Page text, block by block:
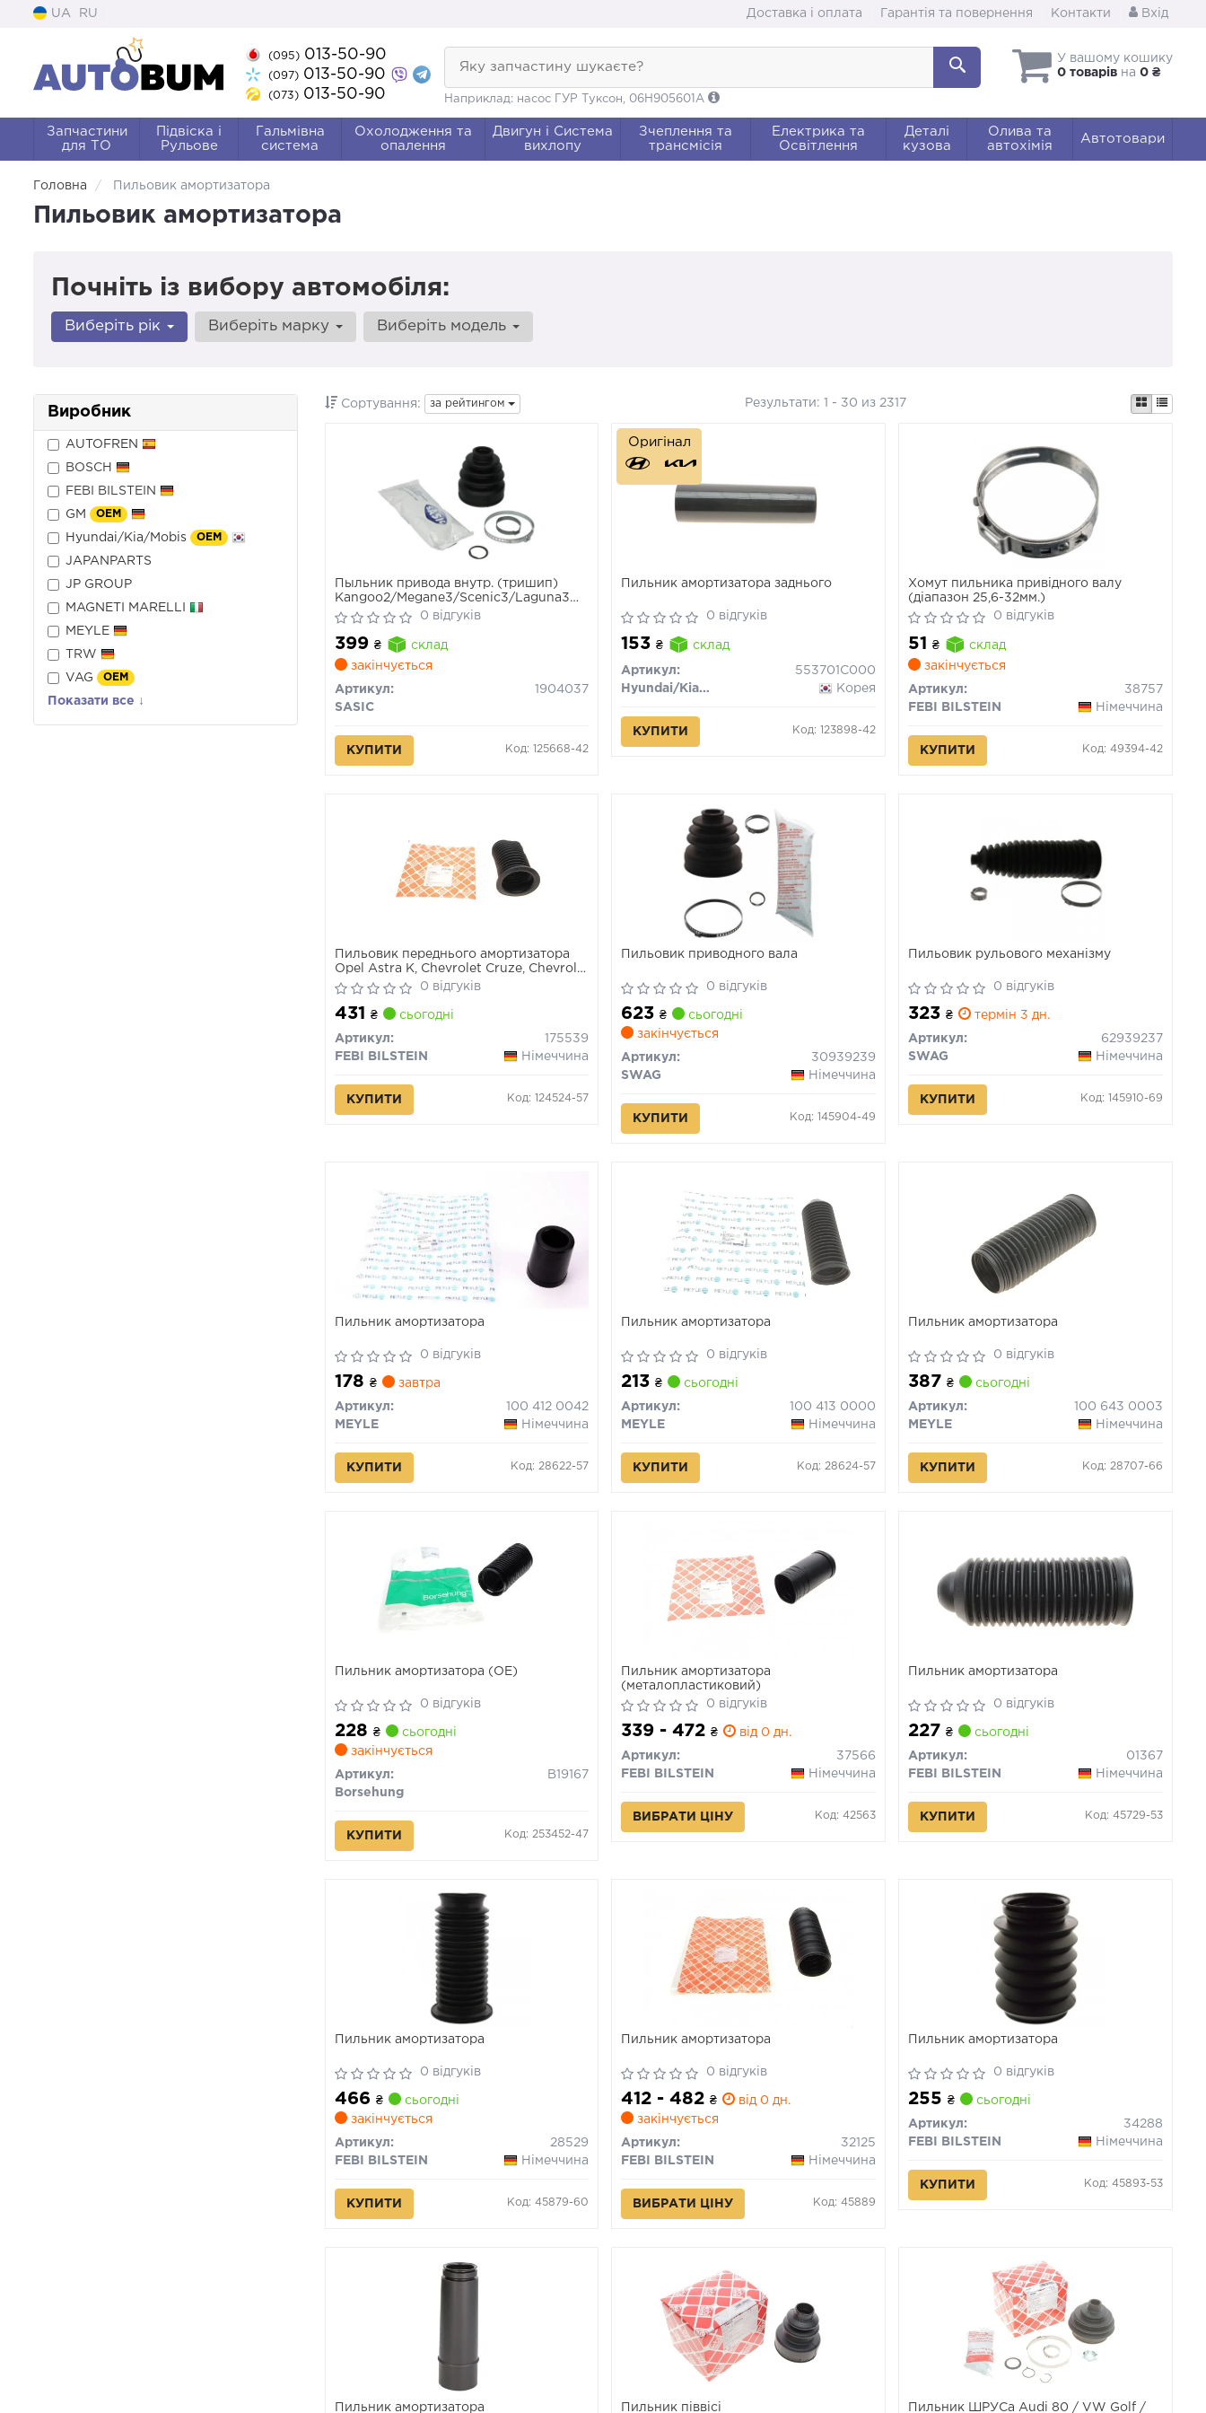
UA RU Доставка і оплата Гарантія та повернення Контакти Вхід
(095)013-50-90
(097)013-50-90
(073)013-50-90
У вашому кошику
0 товарів на 0 ₴
Яку запчастину шукаєте?
Наприклад: насос ГУР Туксон, 06H905601A
Запчастини
для ТО
Підвіска і
Рульове
Гальмівна
система
Охолодження та
опалення
Двигун і Система
вихлопу
Зчеплення та
трансмісія
Електрика та
Освітлення
Деталі
кузова
Олива та
автохімія
Автотовари
Головна Пильовик амортизатора
Пильовик амортизатора
Почніть із вибору автомобіля:
Виберіть рік Виберіть марку Виберіть модель
Виробник
AUTOFREN
BOSCH
FEBI BILSTEIN
GM OEM
Hyundai/Kia/Mobis OEM
JAPANPARTS
JP GROUP
MAGNETI MARELLI
MEYLE
TRW
VAG OEM
Показати все ↓
Сортування: за рейтингом Результати: 1 - 30 из 2317
Пыльник привода внутр. (тришип)
Kangoo2/Megane3/Scenic3/Laguna3
65x23
0 відгуків
399 ₴
склад
закінчується
Артикул:
1904037
SASIC
КУПИТИ Код: 125668-42
Пильник амортизатора заднього
0 відгуків
153₴ склад
Артикул:
553701C000
Hyundai/Kia/Mobis
Корея
КУПИТИ Код: 123898-42
Оригінал
Хомут пильника привідного валу
(діапазон 25,6-32мм.)
0 відгуків
51₴
склад
закінчується
Артикул:
38757
FEBI BILSTEIN
Німеччина
КУПИТИ Код: 49394-42
Пильовик переднього амортизатора
Opel Astra K, Chevrolet Cruze, Chevrolet
Volt
0 відгуків
431 ₴ сьогодні
Артикул:
175539
FEBI BILSTEIN
Німеччина
КУПИТИ Код: 124524-57
Пильовик приводного вала
0 відгуків
623₴
сьогодні
закінчується
Артикул:
30939239
SWAG
Німеччина
КУПИТИ Код: 145904-49
Пильовик рульового механізму
0 відгуків
323₴ термін 3 дн.
Артикул:
62939237
SWAG
Німеччина
КУПИТИ Код: 145910-69
Пильник амортизатора
0 відгуків
178 ₴ завтра
Артикул:
100 412 0042
MEYLE
Німеччина
КУПИТИ Код: 28622-57
Пильник амортизатора
0 відгуків
213₴ сьогодні
Артикул:
100 413 0000
MEYLE
Німеччина
КУПИТИ Код: 28624-57
Пильник амортизатора
0 відгуків
387₴ сьогодні
Артикул:
100 643 0003
MEYLE
Німеччина
КУПИТИ Код: 28707-66
Пильник амортизатора (OE)
0 відгуків
228 ₴
сьогодні
закінчується
Артикул:
B19167
Borsehung
КУПИТИ Код: 253452-47
Пильник амортизатора
(металопластиковий)
0 відгуків
339 - 472₴ від 0 дн.
Артикул:
37566
FEBI BILSTEIN
Німеччина
ВИБРАТИ ЦІНУ Код: 42563
Пильник амортизатора
0 відгуків
227₴ сьогодні
Артикул:
01367
FEBI BILSTEIN
Німеччина
КУПИТИ Код: 45729-53
Пильник амортизатора
0 відгуків
466 ₴
сьогодні
закінчується
Артикул:
28529
FEBI BILSTEIN
Німеччина
КУПИТИ Код: 45879-60
Пильник амортизатора
0 відгуків
412 - 482₴
від 0 дн.
закінчується
Артикул:
32125
FEBI BILSTEIN
Німеччина
ВИБРАТИ ЦІНУ Код: 45889
Пильник амортизатора
0 відгуків
255₴ сьогодні
Артикул:
34288
FEBI BILSTEIN
Німеччина
КУПИТИ Код: 45893-53
Пильник амортизатора Пильник піввісі Пильник ШРУСа Audi 80 / VW Golf /